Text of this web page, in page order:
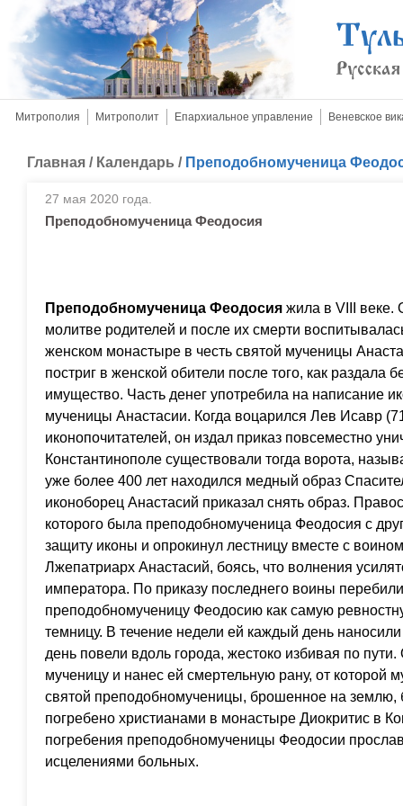
Митрополия Митрополит Епархиальное управление Веневское
Главная / Календарь / Преподобномученица
27 мая 2020 года.
Преподобномученица Феодосия
Преподобномученица Феодосия жила в VIII веке.
молитве родителей и после их смерти
женском монастыре в честь святой мученицы
постриг в женской обители после того, как раздала
имущество. Часть денег употребила на написание
мученицы Анастасии. Когда воцарился Лев Исавр
иконопочитателей, он издал приказ повсеместно
Константинополе существовали тогда ворота,
уже более 400 лет находился медный образ
иконоборец Анастасий приказал снять образ.
которого была преподобномученица Феодосия с
защиту иконы и опрокинул лестницу вместе с
Лжепатриарх Анастасий, боясь, что волнения
императора. По приказу последнего воины
преподобномученицу Феодосию как самую
темницу. В течение недели ей каждый день
день повели вдоль города, жестоко избивая по
мученицу и нанес ей смертельную рану, от которой
святой преподобномученицы, брошенное на землю,
погребено христианами в монастыре Диокритис в
погребения преподобномученицы Феодосии
исцелениями больных.